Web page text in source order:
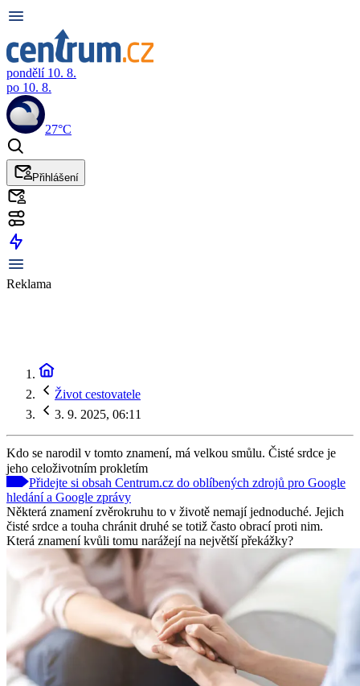
pondělí 10. 8.
po 10. 8.
27°C
Přihlášení
Reklama
Život cestovatele
3. 9. 2025, 06:11
Kdo se narodil v tomto znamení, má velkou smůlu. Čisté srdce je
jeho celoživotním prokletím
Přidejte si obsah Centrum.cz do oblíbených zdrojů pro Google
hledání a Google zprávy
Některá znamení zvěrokruhu to v životě nemají jednoduché. Jejich
čisté srdce a touha chránit druhé se totiž často obrací proti nim.
Která znamení kvůli tomu narážejí na největší překážky?